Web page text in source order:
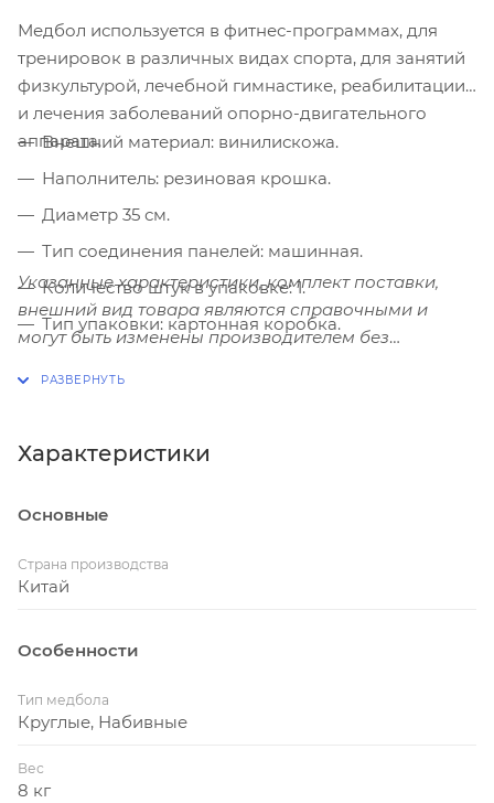
Медбол используется в фитнес-программах, для
тренировок в различных видах спорта, для занятий
физкультурой, лечебной гимнастике, реабилитации
и лечения заболеваний опорно-двигательного
аппарата.
Внешний материал: винилискожа.
Наполнитель: резиновая крошка.
Диаметр 35 см.
Тип соединения панелей: машинная.
Количество штук в упаковке: 1.
Тип упаковки: картонная коробка.
Указанные характеристики, комплект поставки,
внешний вид товара являются справочными и
могут быть изменены производителем без
Характеристики
Основные
Страна производства
Китай
Особенности
Тип медбола
Круглые, Набивные
Вес
8 кг